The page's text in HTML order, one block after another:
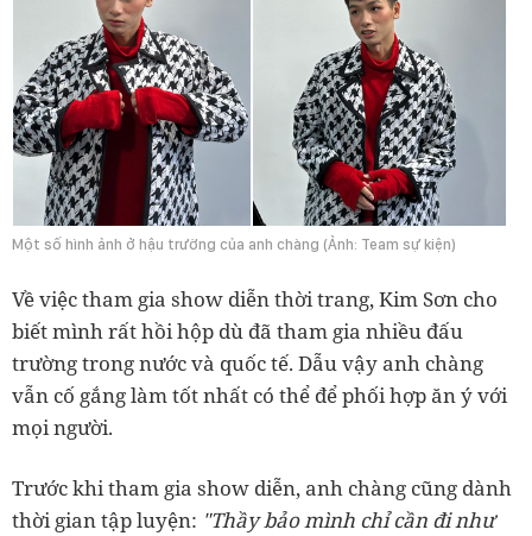
Một số hình ảnh ở hậu trường của anh chàng (Ảnh: Team sự kiện)
Về việc tham gia show diễn thời trang, Kim Sơn cho
biết mình rất hồi hộp dù đã tham gia nhiều đấu
trường trong nước và quốc tế. Dẫu vậy anh chàng
vẫn cố gắng làm tốt nhất có thể để phối hợp ăn ý với
mọi người.
Trước khi tham gia show diễn, anh chàng cũng dành
thời gian tập luyện: "Thầy bảo mình chỉ cần đi như